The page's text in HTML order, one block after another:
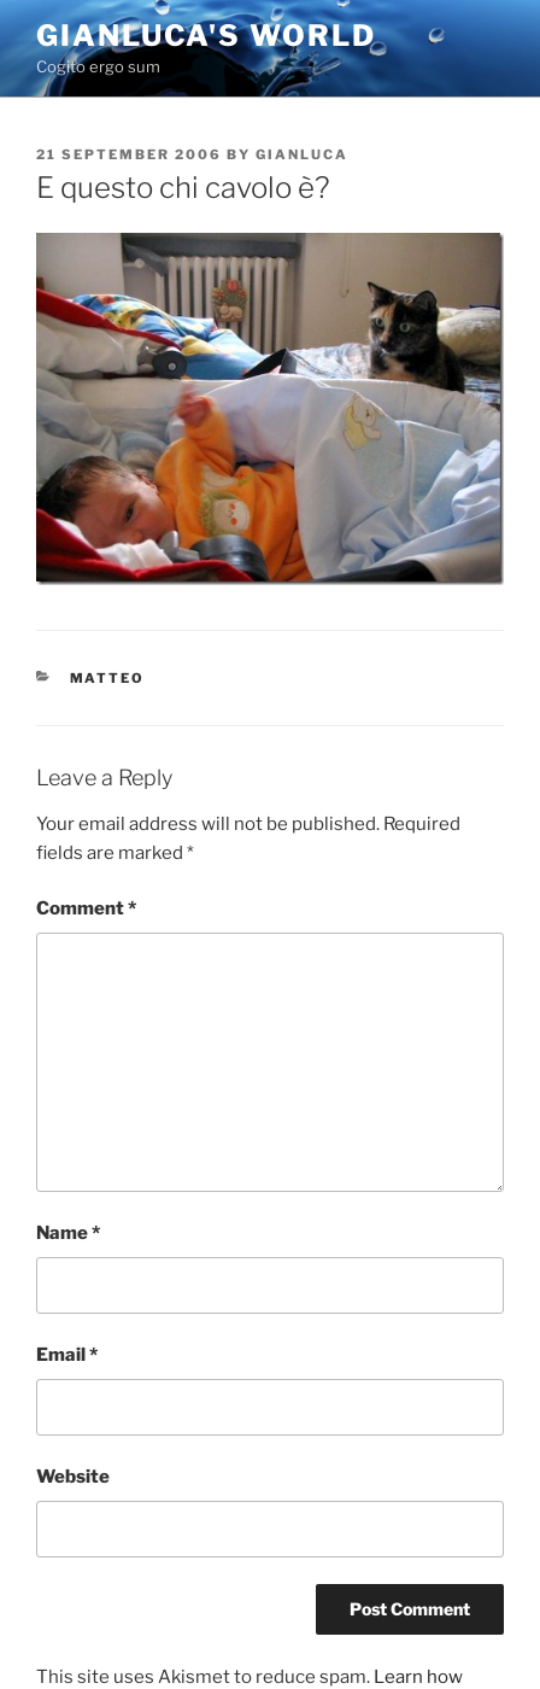
content
GIANLUCA'S WORLD
Cogito ergo sum
POSTED
ON
21 SEPTEMBER 2006 BY GIANLUCA
E questo chi cavolo è?
CATEGORIES
MATTEO
Leave a Reply
Your email address will not be published. Required
fields are marked *
Comment*
Name*
Email*
Website
This site uses Akismet to reduce spam. Learn how